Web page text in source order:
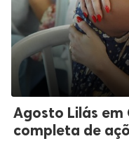
Agosto Lilás em
completa de